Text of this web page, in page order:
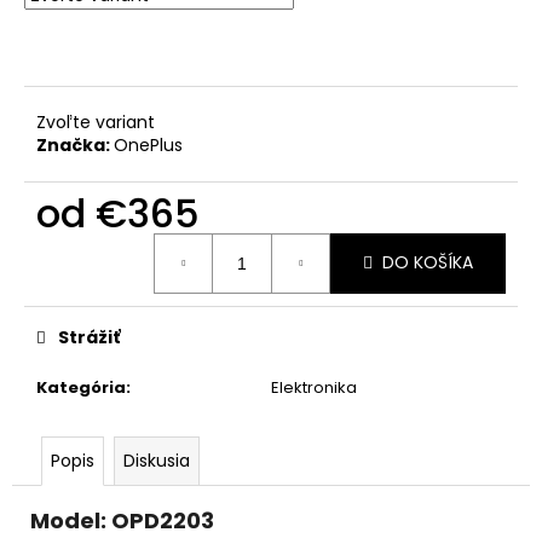
Zvoľte variant
Značka:OnePlus
od €365
DO KOŠÍKA
Kategória: Elektronika
Strážiť
Popis Diskusia
Model: OPD2203